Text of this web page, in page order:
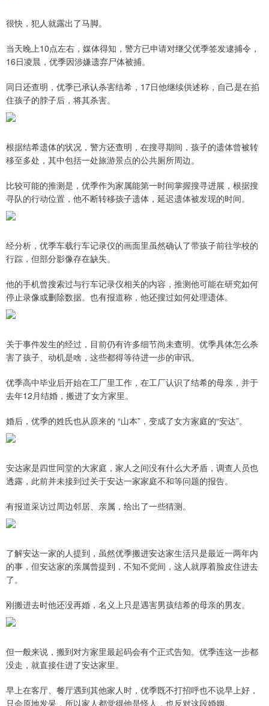
很快，犯人就露出了马脚。
当天晚上10点左右，媒体得知，警方已申请对继父优季签发逮捕令，
16日凌晨，优季因涉嫌遗弃尸体被捕。
同日还查明，优季已承认杀害结希，17日他继续供述称，自己是在掐
住孩子的脖子后，将其杀害。
根据结希遗体的状况，警方还查明，在搜寻期间，孩子的遗体曾被转
移至多处，其中包括一处旅游景点的公共厕所周边。
比较可能的推测是，优季作为家属能第一时间掌握搜寻进展，根据搜
寻队的行动位置，他不断转移孩子遗体，延迟遗体被发现的时间。
经分析，优季车载行车记录仪的画面里虽然确认了带孩子前往学校的
行踪，但部分影像存在缺失。
他的手机曾搜索过与行车记录仪相关的内容，推测他可能在研究如何
停止录像或删除数据。也有报道称，他还搜过如何处理遗体。
关于事件发生的经过，目前仍有许多细节尚未查明。优季具体怎么杀
害了孩子、动机是啥，这些都得等待进一步的审讯。
优季高中毕业后开始在工厂里工作，在工厂认识了结希的母亲，并于
去年12月结婚，搬进了女方家里。
婚后，优季的姓氏也从原来的 “山本”，变成了女方家庭的“安达”。
安达家是四世同堂的大家庭，家人之间没有什么大矛盾，调查人员也
透露，此前并未接到过关于安达一家家庭不和等问题的报告。
有报道采访过周边邻居、亲属，给出了一些猜测。
了解安达一家的人提到，虽然优季搬进安达家生活只是最近一两年内
的事，但安达家的亲属曾提到，不知不觉间，这人就厚着脸皮住进去
了。
刚搬进去时他还没再婚，名义上只是遇害男孩结希的母亲的男友。
但一般来说，搬到对方家里最起码会有个正式告知。优季连这一步都
没走，就直接住进了安达家里。
早上在客厅、餐厅遇到其他家人时，优季既不打招呼也不说早上好，
只会原地发呆，所以家人都觉得他是怪人，也反对这段婚姻。